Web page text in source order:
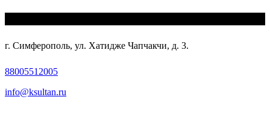
г. Симферополь, ул. Хатидже Чапчакчи, д. 3.
88005512005
info@ksultan.ru